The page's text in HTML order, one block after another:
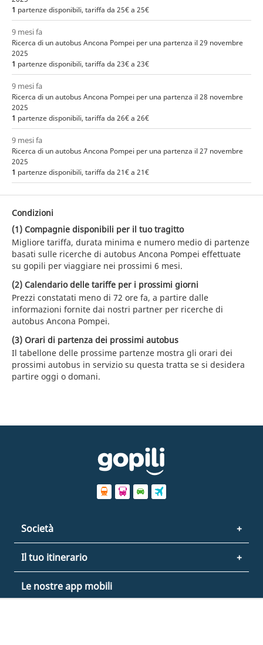
1 partenze disponibili, tariffa da 25€ a 25€
9 mesi fa
Ricerca di un autobus Ancona Pompei per una partenza il 29 novembre
2025
1 partenze disponibili, tariffa da 23€ a 23€
9 mesi fa
Ricerca di un autobus Ancona Pompei per una partenza il 28 novembre
2025
1 partenze disponibili, tariffa da 26€ a 26€
9 mesi fa
Ricerca di un autobus Ancona Pompei per una partenza il 27 novembre
2025
1 partenze disponibili, tariffa da 21€ a 21€
Condizioni
(1) Compagnie disponibili per il tuo tragitto
Migliore tariffa, durata minima e numero medio di partenze
basati sulle ricerche di autobus Ancona Pompei effettuate
su gopili per viaggiare nei prossimi 6 mesi.
(2) Calendario delle tariffe per i prossimi giorni
Prezzi constatati meno di 72 ore fa, a partire dalle
informazioni fornite dai nostri partner per ricerche di
autobus Ancona Pompei.
(3) Orari di partenza dei prossimi autobus
Il tabellone delle prossime partenze mostra gli orari dei
prossimi autobus in servizio su questa tratta se si desidera
partire oggi o domani.
Società
Il tuo itinerario
Le nostre app mobili